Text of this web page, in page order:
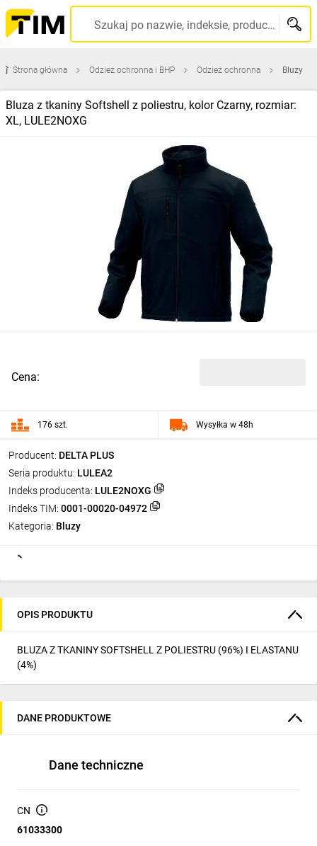
Szukaj po nazwie, indeksie, producencie, kodzie kreskowym...
Strona główna Odzież ochronna i BHP Odzież ochronna Bluzy
Bluza z tkaniny Softshell z poliestru, kolor Czarny, rozmiar:
XL, LULE2NOXG
Producent: DELTA PLUS
Seria produktu: LULEA2
Indeks producenta: LULE2NOXG
Indeks TIM: 0001-00020-04972
Kategoria: Bluzy
Cena:
176 szt. Wysyłka w 48h
OPIS PRODUKTU
BLUZA Z TKANINY SOFTSHELL Z POLIESTRU (96%) I ELASTANU
(4%)
DANE PRODUKTOWE
Dane techniczne
CN
61033300